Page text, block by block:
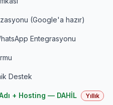
(Google'a hazır)
Entegrasyonu
Destek
+ Hosting — DAHİL Yıllık